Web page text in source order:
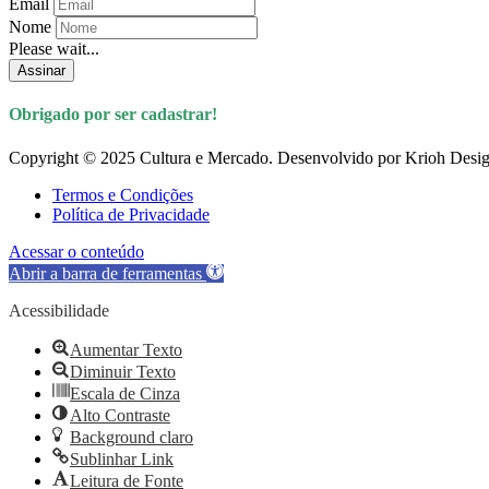
Email
Nome
Please wait...
Assinar
Obrigado por ser cadastrar!
Copyright © 2025 Cultura e Mercado. Desenvolvido por Krioh
Termos e Condições
Política de Privacidade
Acessar o conteúdo
Abrir a barra de ferramentas
Acessibilidade
Aumentar Texto
Diminuir Texto
Escala de Cinza
Alto Contraste
Background claro
Sublinhar Link
Leitura de Fonte